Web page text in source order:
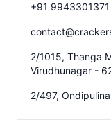
+91 9943301371
2/1015, Thanga
Virudhunagar -
2/497,